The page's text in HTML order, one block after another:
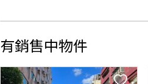
有銷售中物件